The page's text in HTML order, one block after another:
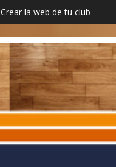
Crear la web de tu club